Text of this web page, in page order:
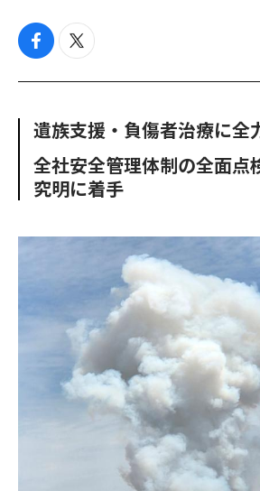
f
c
o
k
t
i
e
遺族支援・負傷者治療に
全社安全管理体制の全面
究明に着手